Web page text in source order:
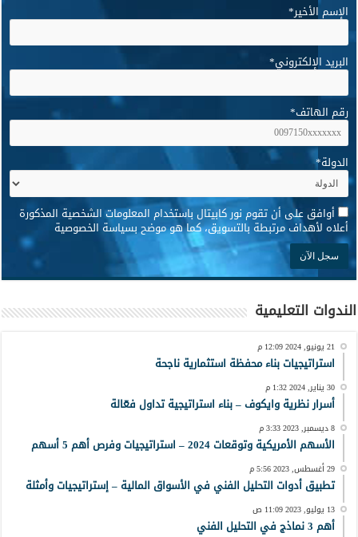
الإسم الأخير*
البريد الإلكتروني*
رقم الهاتف*
الدولة*
* أوافق على أن تقوم نور كابيتال باستخدام المعلومات الشخصية المذكورة
أعلاه لأهداف مرتبطة بالتسويق، كما هو موضح بسياسة الخصوصية
الندوات التعليمية
21 يونيو, 2024 12:09 م
استراتيجيات بناء محفظة استثمارية ناجحة
30 يناير, 2024 1:32 م
أسرار نظرية وايكوف – بناء استراتيجية تداول فعّالة
8 ديسمبر, 2023 3:33 م
الأسهم الأمريكية وتوقعات 2024 – استراتيجيات وفرص أهم 5 أسهم
29 أغسطس, 2023 5:56 م
تطبيق أدوات التحليل الفني في الأسواق المالية – إستراتيجيات وأمثلة
13 يوليو, 2023 11:09 ص
أهم 3 نماذج في التحليل الفني